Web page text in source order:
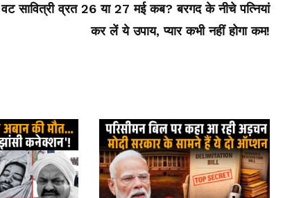
वट सावित्री व्रत 26 या 27 मई कब? बरगद के नीचे पत्नियां
कर लें ये उपाय, प्यार कभी नहीं होगा कम!